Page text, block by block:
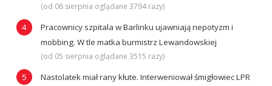
(od 06 sierpnia oglądane 3794 razy)
Pracownicy szpitala w Barlinku ujawniają nepotyzm i
mobbing. W tle matka burmistrz Lewandowskiej
(od 05 sierpnia oglądane 3515 razy)
Nastolatek miał rany kłute. Interweniował śmigłowiec LPR